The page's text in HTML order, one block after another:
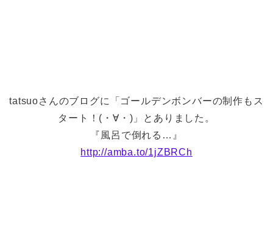
tatsuoさんのブログに「ゴールデンボンバーの制作もス
タート！(・∀・)」とありました。
『風呂で倒れる…』
http://amba.to/1jZBRCh